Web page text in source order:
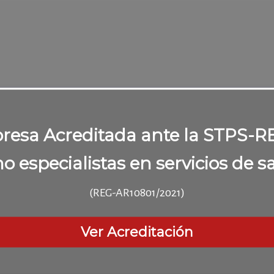
Acreditada ante la STPS-
especialistas en servicios de
(REG-AR10801/2021)
Ver Acreditación